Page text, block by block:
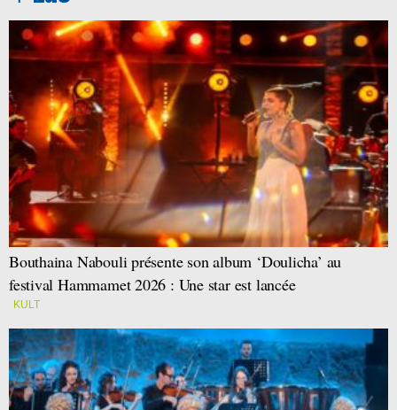
Bouthaina Nabouli présente son album ‘Doulicha’ au
festival Hammamet 2026 : Une star est lancée
KULT